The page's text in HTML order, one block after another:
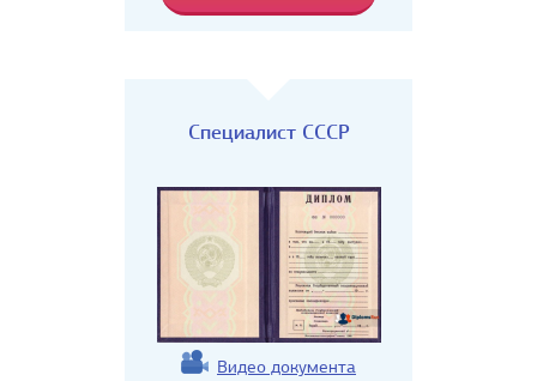
Специалист СССР
Видео документа